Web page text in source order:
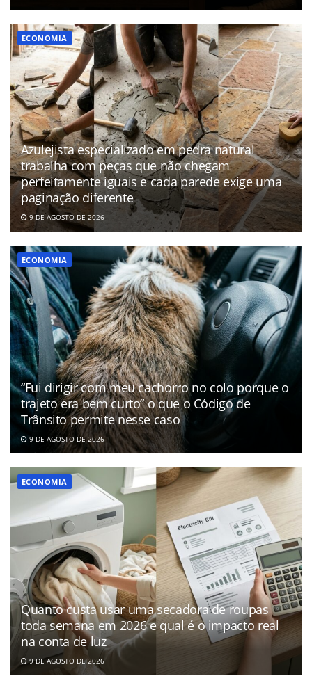
ECONOMIA
Azulejista especializado em pedra natural
trabalha com peças que não chegam
perfeitamente iguais e cada parede exige uma
paginação diferente
9 DE AGOSTO DE 2026
ECONOMIA
“Fui dirigir com meu cachorro no colo porque o
trajeto era bem curto” o que o Código de
Trânsito permite nesse caso
9 DE AGOSTO DE 2026
ECONOMIA
Quanto custa usar uma secadora de roupas
toda semana em 2026 e qual é o impacto real
na conta de luz
9 DE AGOSTO DE 2026